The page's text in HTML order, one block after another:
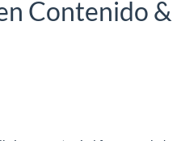
Contenido &